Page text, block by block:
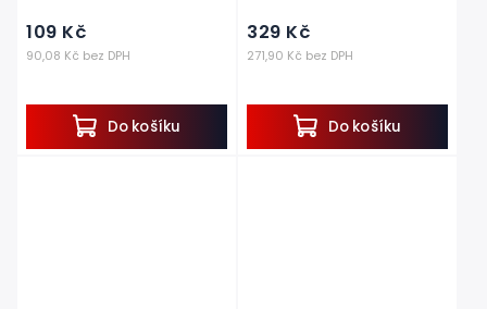
90,08 Kč bez DPH
109 Kč
Do košíku
271,90 Kč bez DPH
329 Kč
Do košíku